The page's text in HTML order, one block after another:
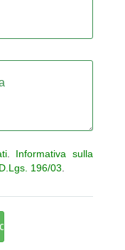
. Informativa sulla
196/03